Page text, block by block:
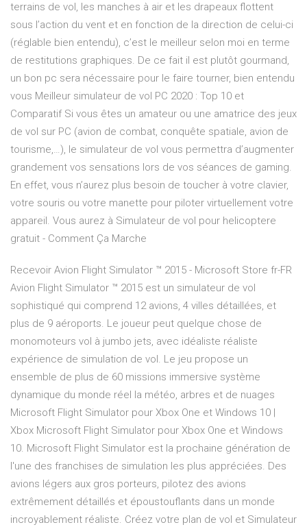
terrains de vol, les manches à air et les drapeaux flottent
sous l’action du vent et en fonction de la direction de celui-ci
(réglable bien entendu), c’est le meilleur selon moi en terme
de restitutions graphiques. De ce fait il est plutôt gourmand,
un bon pc sera nécessaire pour le faire tourner, bien entendu
vous Meilleur simulateur de vol PC 2020 : Top 10 et
Comparatif Si vous êtes un amateur ou une amatrice des jeux
de vol sur PC (avion de combat, conquête spatiale, avion de
tourisme,…), le simulateur de vol vous permettra d’augmenter
grandement vos sensations lors de vos séances de gaming.
En effet, vous n’aurez plus besoin de toucher à votre clavier,
votre souris ou votre manette pour piloter virtuellement votre
appareil. Vous aurez à Simulateur de vol pour helicoptere
gratuit - Comment Ça Marche
Recevoir Avion Flight Simulator ™ 2015 - Microsoft Store fr-FR
Avion Flight Simulator ™ 2015 est un simulateur de vol
sophistiqué qui comprend 12 avions, 4 villes détaillées, et
plus de 9 aéroports. Le joueur peut quelque chose de
monomoteurs vol à jumbo jets, avec idéaliste réaliste
expérience de simulation de vol. Le jeu propose un
ensemble de plus de 60 missions immersive système
dynamique du monde réel la météo, arbres et de nuages
Microsoft Flight Simulator pour Xbox One et Windows 10 |
Xbox Microsoft Flight Simulator pour Xbox One et Windows
10. Microsoft Flight Simulator est la prochaine génération de
l'une des franchises de simulation les plus appréciées. Des
avions légers aux gros porteurs, pilotez des avions
extrêmement détaillés et époustouflants dans un monde
incroyablement réaliste. Créez votre plan de vol et Simulateur